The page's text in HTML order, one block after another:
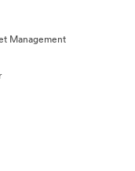
Management